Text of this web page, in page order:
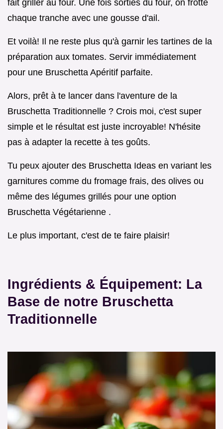
fait griller au four. Une fois sorties du four, on frotte
chaque tranche avec une gousse d'ail.
Et voilà! Il ne reste plus qu'à garnir les tartines de la
préparation aux tomates. Servir immédiatement
pour une Bruschetta Apéritif parfaite.
Alors, prêt à te lancer dans l'aventure de la
Bruschetta Traditionnelle ? Crois moi, c'est super
simple et le résultat est juste incroyable! N'hésite
pas à adapter la recette à tes goûts.
Tu peux ajouter des Bruschetta Ideas en variant les
garnitures comme du fromage frais, des olives ou
même des légumes grillés pour une option
Bruschetta Végétarienne .
Le plus important, c'est de te faire plaisir!
Ingrédients & Équipement: La
Base de notre Bruschetta
Traditionnelle